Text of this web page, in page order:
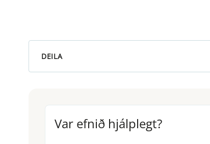
DEILA
Var efnið hjálplegt?
Var efnið hjálplegt?